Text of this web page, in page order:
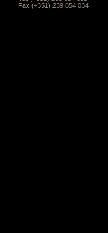
Fax (+351) 239 854 034